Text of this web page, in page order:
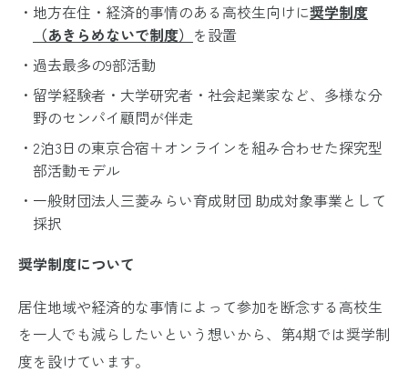
地方在住・経済的事情のある高校生向けに奨学制度
（あきらめないで制度） を設置
過去最多の9部活動
留学経験者・大学研究者・社会起業家など、多様な分
野のセンパイ顧問が伴走
2泊3日の東京合宿＋オンラインを組み合わせた探究型
部活動モデル
一般財団法人三菱みらい育成財団 助成対象事業として
採択
奨学制度について
居住地域や経済的な事情によって参加を断念する高校生
を一人でも減らしたいという想いから、第4期では奨学制
度を設けています。